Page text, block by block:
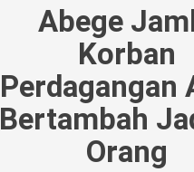
Abege
Korban
Perdagangan
Bertambah
Orang